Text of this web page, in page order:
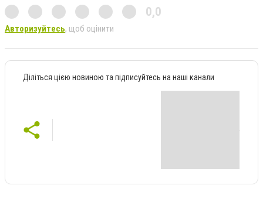
0,0
Авторизуйтесь, щоб оцінити
Діліться цією новиною та підписуйтесь на наші канали